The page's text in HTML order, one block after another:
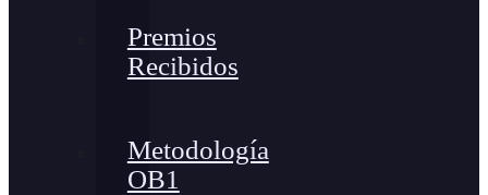
Premios
Recibidos
Metodología
OB1